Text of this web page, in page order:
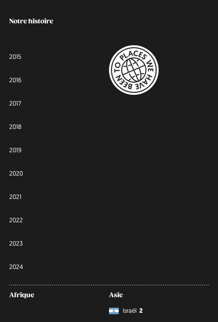
Notre histoire
2015
2016
2017
2018
2019
2020
2021
2022
2023
2024
Afrique
Asie
Israël 2